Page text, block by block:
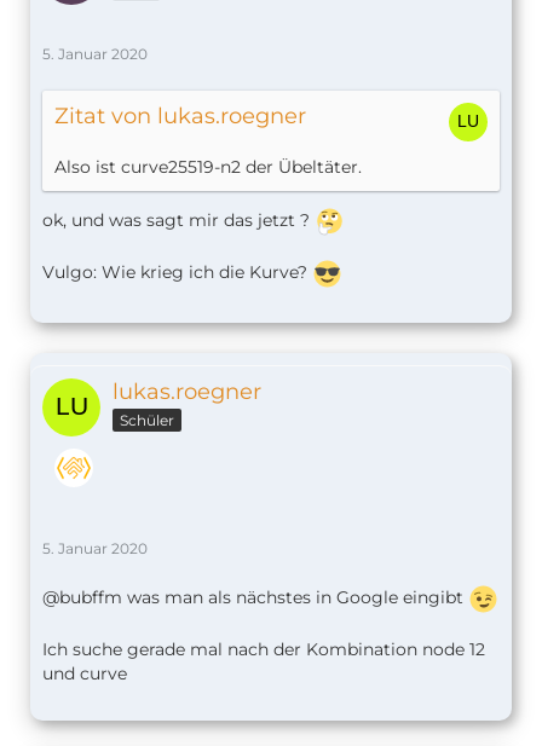
5. Januar 2020
Zitat von lukas.roegner
Also ist curve25519-n2 der Übeltäter.
ok, und was sagt mir das jetzt ?
Vulgo: Wie krieg ich die Kurve?
lukas.roegner
Schüler
5. Januar 2020
@bubffm was man als nächstes in Google eingibt
Ich suche gerade mal nach der Kombination node 12
und curve